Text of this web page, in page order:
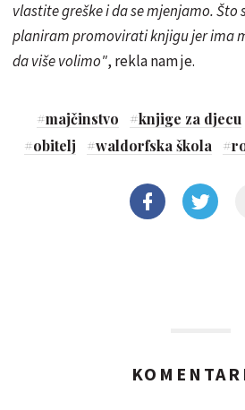
vlastite greške i da se mjenjamo. Što
planiram promovirati knjigu jer ima
da više volimo", rekla nam je.
#majčinstvo #knjige za djecu
#obitelj #waldorfska škola #